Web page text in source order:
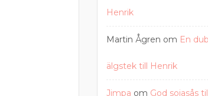
Henrik
Martin Ågren om En
älgstek till Henrik
Jimpa om God sojasås